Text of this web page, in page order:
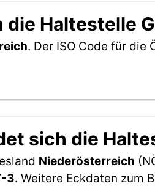
Haltestelle
. Der ISO Code für die
sich die
Niederösterreich
3. Weitere Eckdaten zum